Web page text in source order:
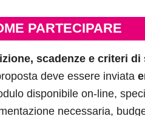
PARTECIPARE
scadenze e criteri di
deve essere inviata
disponibile on-line,
necessaria,